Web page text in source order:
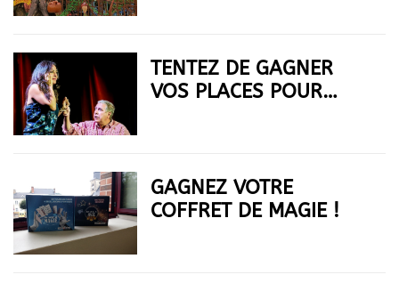
TENTEZ DE GAGNER
VOS PLACES POUR
GAGNEZ VOTRE
COFFRET DE MAGIE !